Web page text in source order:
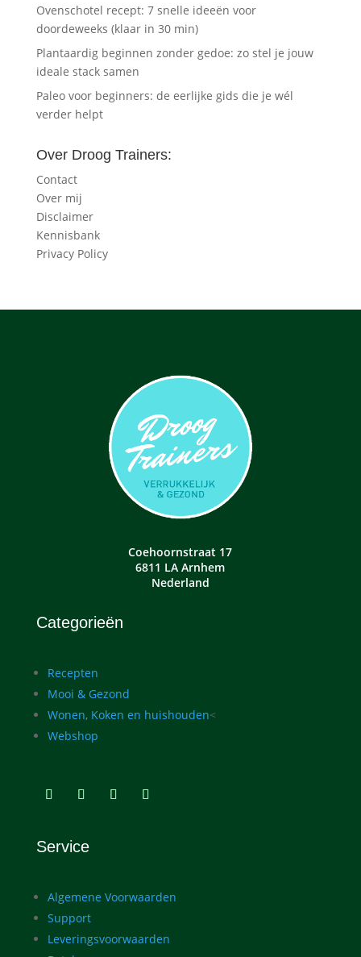
Ovenschotel recept: 7 snelle ideeën voor
doordeweeks (klaar in 30 min)
Plantaardig beginnen zonder gedoe: zo stel je jouw
ideale stack samen
Paleo voor beginners: de eerlijke gids die je wél
verder helpt
Over Droog Trainers:
Contact
Over mij
Disclaimer
Kennisbank
Privacy Policy
Coehoornstraat 17
6811 LA Arnhem
Nederland
Categorieën
Recepten
Mooi & Gezond
Wonen, Koken en huishouden<
Webshop
Service
Algemene Voorwaarden
Support
Leveringsvoorwaarden